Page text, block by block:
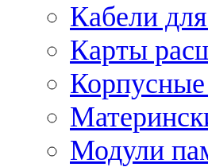
Кабели
Карты
Модули